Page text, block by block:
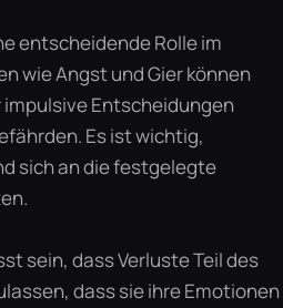
entscheidende Rolle im
wie Angst und Gier können
Entscheidungen
Es ist wichtig,
sich an die festgelegte
sein, dass Verluste Teil des
dass sie ihre Emotionen